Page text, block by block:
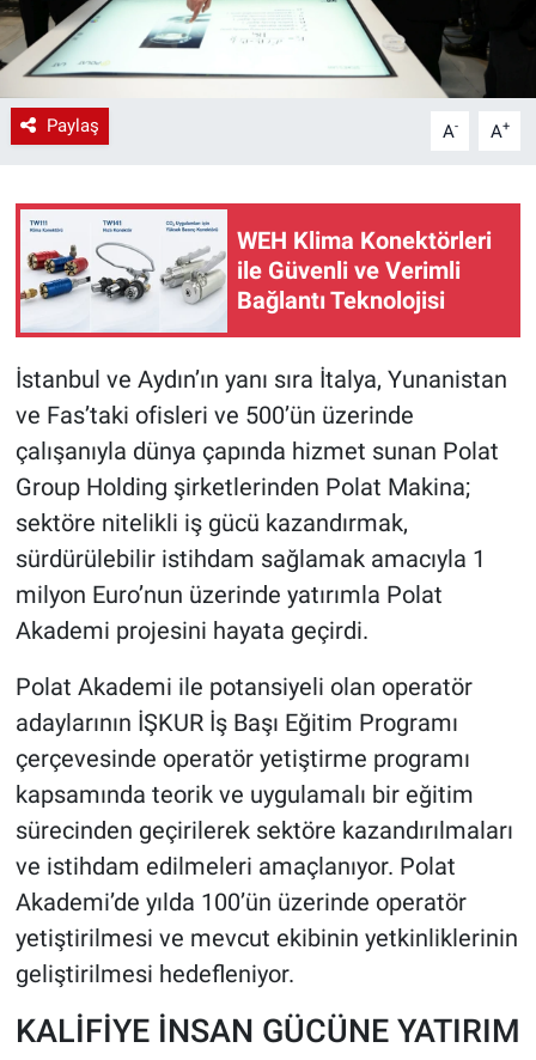
Paylaş A- A+
WEH Klima Konektörleri
ile Güvenli ve Verimli
Bağlantı Teknolojisi
İstanbul ve Aydın’ın yanı sıra İtalya, Yunanistan
ve Fas’taki ofisleri ve 500’ün üzerinde
çalışanıyla dünya çapında hizmet sunan Polat
Group Holding şirketlerinden Polat Makina;
sektöre nitelikli iş gücü kazandırmak,
sürdürülebilir istihdam sağlamak amacıyla 1
milyon Euro’nun üzerinde yatırımla Polat
Akademi projesini hayata geçirdi.
Polat Akademi ile potansiyeli olan operatör
adaylarının İŞKUR İş Başı Eğitim Programı
çerçevesinde operatör yetiştirme programı
kapsamında teorik ve uygulamalı bir eğitim
sürecinden geçirilerek sektöre kazandırılmaları
ve istihdam edilmeleri amaçlanıyor. Polat
Akademi’de yılda 100’ün üzerinde operatör
yetiştirilmesi ve mevcut ekibinin yetkinliklerinin
geliştirilmesi hedefleniyor.
KALİFİYE İNSAN GÜCÜNE YATIRIM